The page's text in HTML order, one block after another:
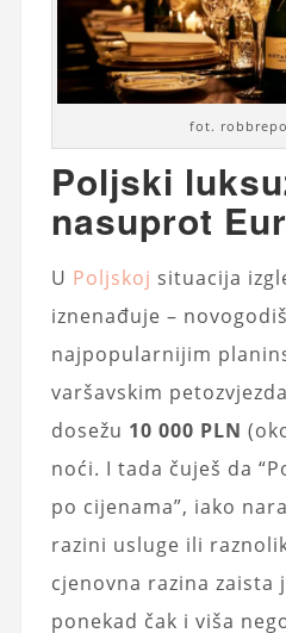
fot.
Poljski
nasuprot
U Poljskoj situacija
iznenađuje –
najpopularnijim
varšavskim
dosežu 10 000 PLN
noći. I tada čuješ da
po cijenama”, iako
razini usluge ili
cjenovna razina zaista
ponekad čak i viša